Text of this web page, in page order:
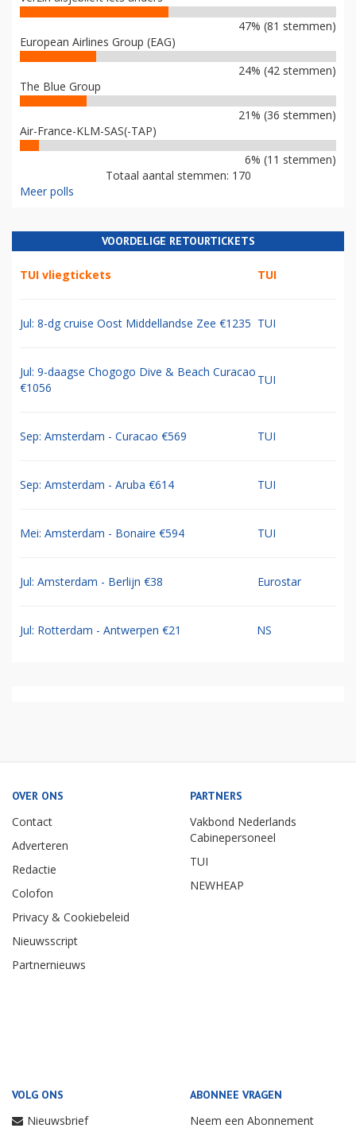
47% (81 stemmen)
European Airlines Group (EAG)
24% (42 stemmen)
The Blue Group
21% (36 stemmen)
Air-France-KLM-SAS(-TAP)
6% (11 stemmen)
Totaal aantal stemmen: 170
Meer polls
VOORDELIGE RETOURTICKETS
TUI vliegtickets TUI
Jul: 8-dg cruise Oost Middellandse Zee €1235 TUI
Jul: 9-daagse Chogogo Dive & Beach Curacao
€1056
TUI
Sep: Amsterdam - Curacao €569 TUI
Sep: Amsterdam - Aruba €614 TUI
Mei: Amsterdam - Bonaire €594 TUI
Jul: Amsterdam - Berlijn €38 Eurostar
Jul: Rotterdam - Antwerpen €21 NS
OVER ONS
Contact
Adverteren
Redactie
Colofon
Privacy & Cookiebeleid
Nieuwsscript
Partnernieuws
PARTNERS
Vakbond Nederlands
Cabinepersoneel
TUI
NEWHEAP
VOLG ONS
Nieuwsbrief
ABONNEE VRAGEN
Neem een Abonnement